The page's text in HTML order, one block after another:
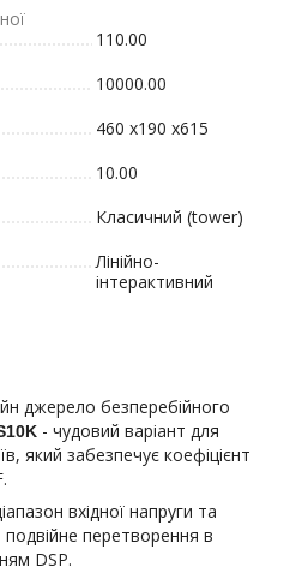
110.00
10000.00
460 х190 х615
10.00
Класичний (tower)
Лінійно-
інтерактивний
джерело безперебійного
- чудовий варіант для
який забезпечує коефіцієнт
вхідної напруги та
перетворення в
DSP.